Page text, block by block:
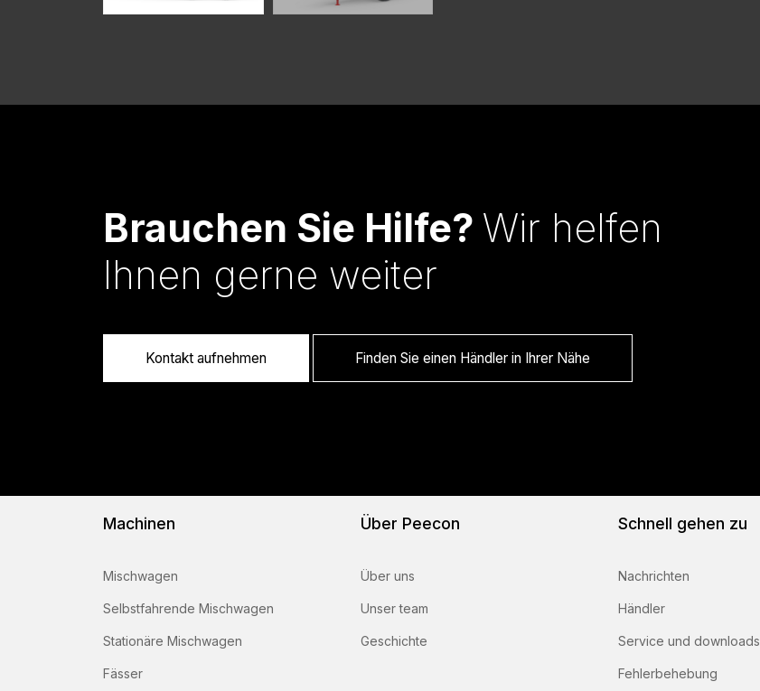
Brauchen Sie Hilfe? Wir helfen
Ihnen gerne weiter
Kontakt aufnehmen Finden Sie einen Händler in Ihrer Nähe
Machinen
Mischwagen
Selbstfahrende Mischwagen
Stationäre Mischwagen
Fässer
Über Peecon
Über uns
Unser team
Geschichte
Schnell gehen zu
Nachrichten
Händler
Service und downloads
Fehlerbehebung